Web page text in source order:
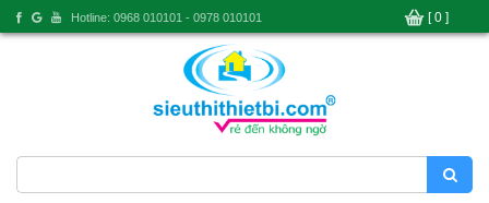
Hotline: 0968 010101 - 0978 010101 [ 0 ]